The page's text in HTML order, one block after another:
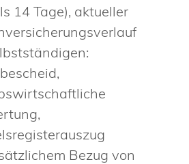
14 Tage), aktueller
Bezug von